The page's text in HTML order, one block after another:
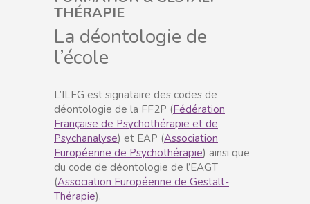
THÉRAPIE
La déontologie de
l’école
L’ILFG est signataire des codes de
déontologie de la FF2P (Fédération
Française de Psychothérapie et de
Psychanalyse) et EAP (Association
Européenne de Psychothérapie) ainsi que
du code de déontologie de l’EAGT
(Association Européenne de Gestalt-
Thérapie).